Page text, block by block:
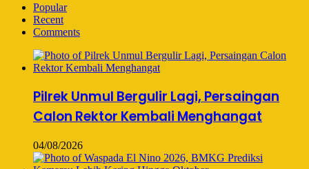
Popular
Recent
Comments
Pilrek Unmul Bergulir Lagi, Persaingan
Calon Rektor Kembali Menghangat
04/08/2026